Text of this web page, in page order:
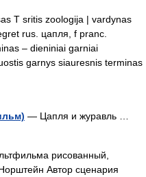
T sritis zoologija | vardynas
rus. цапля, f pranc.
– dieniniai garniai
garnys siauresnis terminas
— Цапля и журавль …
рисованный,
Автор сценария